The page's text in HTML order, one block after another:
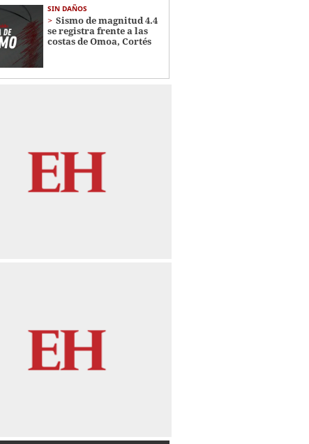
SIN DAÑOS
Sismo de magnitud 4.4
se registra frente a las
costas de Omoa, Cortés